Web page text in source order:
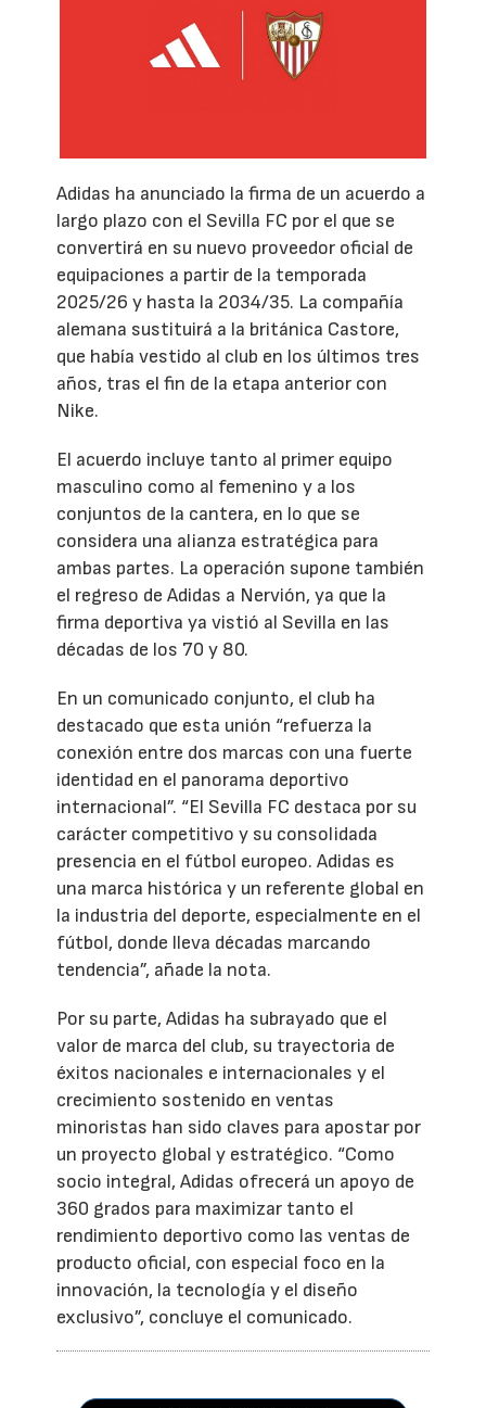
Adidas ha anunciado la firma de un acuerdo a
largo plazo con el Sevilla FC por el que se
convertirá en su nuevo proveedor oficial de
equipaciones a partir de la temporada
2025/26 y hasta la 2034/35. La compañía
alemana sustituirá a la británica Castore,
que había vestido al club en los últimos tres
años, tras el fin de la etapa anterior con
Nike.
El acuerdo incluye tanto al primer equipo
masculino como al femenino y a los
conjuntos de la cantera, en lo que se
considera una alianza estratégica para
ambas partes. La operación supone también
el regreso de Adidas a Nervión, ya que la
firma deportiva ya vistió al Sevilla en las
décadas de los 70 y 80.
En un comunicado conjunto, el club ha
destacado que esta unión “refuerza la
conexión entre dos marcas con una fuerte
identidad en el panorama deportivo
internacional”. “El Sevilla FC destaca por su
carácter competitivo y su consolidada
presencia en el fútbol europeo. Adidas es
una marca histórica y un referente global en
la industria del deporte, especialmente en el
fútbol, donde lleva décadas marcando
tendencia”, añade la nota.
Por su parte, Adidas ha subrayado que el
valor de marca del club, su trayectoria de
éxitos nacionales e internacionales y el
crecimiento sostenido en ventas
minoristas han sido claves para apostar por
un proyecto global y estratégico. “Como
socio integral, Adidas ofrecerá un apoyo de
360 grados para maximizar tanto el
rendimiento deportivo como las ventas de
producto oficial, con especial foco en la
innovación, la tecnología y el diseño
exclusivo”, concluye el comunicado.